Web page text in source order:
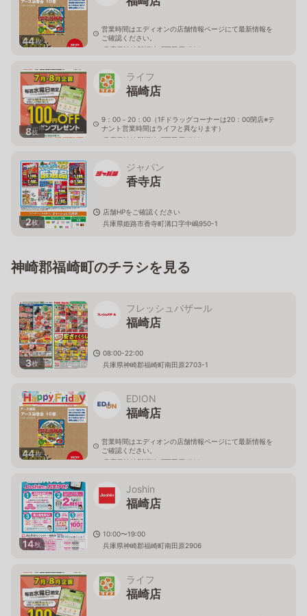
44枚
営業時間はエディオンの店舗情報ページにて最新情報を
ご確認ください。
兵庫県神崎郡福崎町西田原1706
8枚
ライフ
福崎店
9：00－20：00（1Fドラッグコーナーは20：00閉店※テ
ナント営業時間はライフと異なります）
兵庫県神崎郡福崎町西田原1706
2枚
ジャパン
香寺店
店舗HPをご確認ください
兵庫県姫路市香寺町溝口字中嶋950-1
神崎郡福崎町のチラシを見る
3枚
フレッシュバザール
福崎店
08:00-22:00
兵庫県神崎郡福崎町南田原2703-1
44枚
EDION
福崎店
営業時間はエディオンの店舗情報ページにて最新情報を
ご確認ください。
兵庫県神崎郡福崎町西田原1706
14枚
Joshin
福崎店
10:00〜19:00
兵庫県神崎郡福崎町南田原2906
ライフ
福崎店